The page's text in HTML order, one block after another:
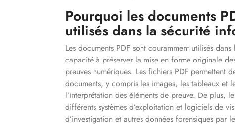
Pourquoi les documents
utilisés dans la sécurité
Les documents PDF sont couramment utilisés
capacité à préserver la mise en forme originale
preuves numériques. Les fichiers PDF permettent
documents, y compris les images, les tableaux et
l’interprétation des éléments de preuve. De plus,
différents systèmes d’exploitation et logiciels de
d’investigation et autres données forensiques par